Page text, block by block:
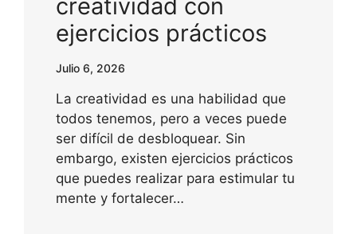
creatividad con
ejercicios prácticos
Julio 6, 2026
La creatividad es una habilidad que
todos tenemos, pero a veces puede
ser difícil de desbloquear. Sin
embargo, existen ejercicios prácticos
que puedes realizar para estimular tu
mente y fortalecer…